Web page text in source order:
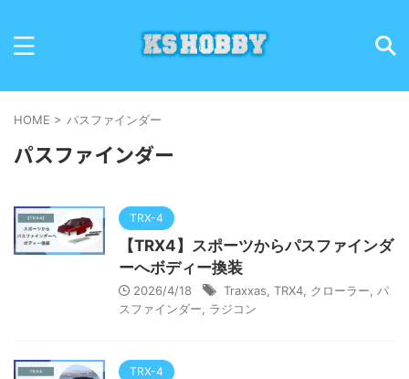
HOME > パスファインダー
パスファインダー
TRX-4
【TRX4】スポーツからパスファインダ
ーへボディー換装
2026/4/18 Traxxas TRX4 クローラー
パ
スファインダー
ラジコン
TRX-4